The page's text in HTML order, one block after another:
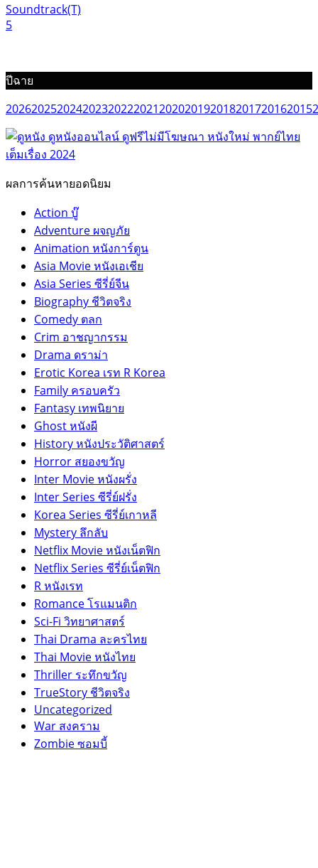
Soundtrack(T)
5
ปีฉาย
202620252024202320222021202020192018201720162015
ผลการค้นหายอดนิยม
Action บู๊
Adventure ผจญภัย
Animation หนังการ์ตูน
Asia Movie หนังเอเชีย
Asia Series ซีรี่ย์จีน
Biography ชีวิตจริง
Comedy ตลก
Crim อาชญากรรม
Drama ดราม่า
Erotic Korea เรท R Korea
Family ครอบครัว
Fantasy เทพนิยาย
Ghost หนังผี
History หนังประวัติศาสตร์
Horror สยองขวัญ
Inter Movie หนังผรั่ง
Inter Series ซีรี่ย์ฝรั่ง
Korea Series ซีรี่ย์เกาหลี
Mystery ลึกลับ
Netflix Movie หนังเน็ตฟิก
Netflix Series ซีรี่ย์เน็ตฟิก
R หนังเรท
Romance โรแมนติก
Sci-Fi วิทยาศาสตร์
Thai Drama ละครไทย
Thai Movie หนังไทย
Thriller ระทึกขวัญ
TrueStory ชีวิตจริง
Uncategorized
War สงคราม
Zombie ซอมบี้